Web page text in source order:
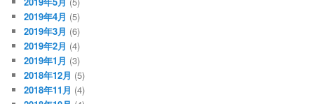
2019年4月 (5)
2019年3月 (6)
2019年2月 (4)
2019年1月 (3)
2018年12月 (5)
2018年11月 (4)